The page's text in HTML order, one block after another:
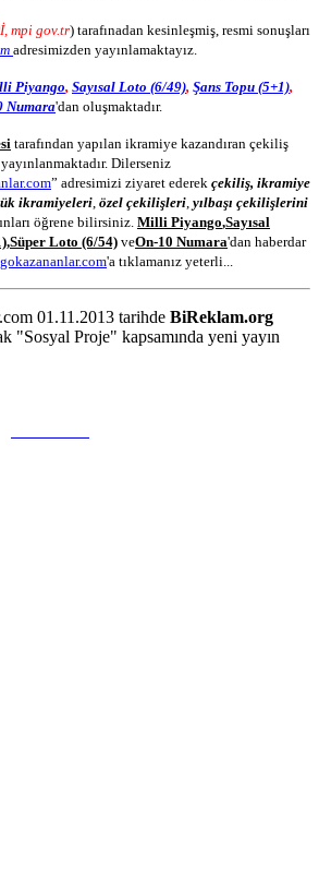
mpi gov.tr) tarafınadan kesinleşmiş, resmi sonuşları
adresimizden yayınlamaktayız.
Piyango, Sayısal Loto (6/49), Şans Topu (5+1),
Numara'dan oluşmaktadır.
tarafından yapılan ikramiye kazandıran çekiliş
Dilerseniz
” adresimizi ziyaret ederek çekiliş, ikramiye
ikramiyeleri özel çekilişleri yılbaşı çekilişlerini
öğrene bilirsiniz. Milli Piyango,Sayısal
,Süper Loto (6/54) veOn-10 Numara'dan haberdar
'a tıklamanız yeterli...
01.11.2013 tarihde BiReklam.org
"Sosyal Proje" kapsamında yeni yayın